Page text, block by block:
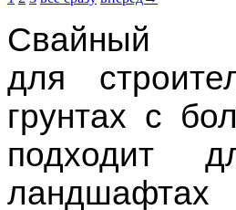
- Не
строительной
- Монтаж